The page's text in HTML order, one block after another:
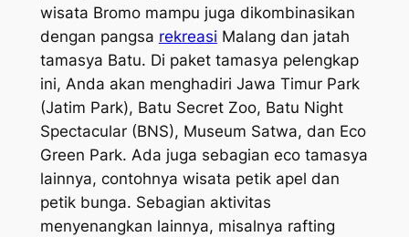
wisata Bromo mampu juga dikombinasikan
dengan pangsa rekreasi Malang dan jatah
tamasya Batu. Di paket tamasya pelengkap
ini, Anda akan menghadiri Jawa Timur Park
(Jatim Park), Batu Secret Zoo, Batu Night
Spectacular (BNS), Museum Satwa, dan Eco
Green Park. Ada juga sebagian eco tamasya
lainnya, contohnya wisata petik apel dan
petik bunga. Sebagian aktivitas
menyenangkan lainnya, misalnya rafting